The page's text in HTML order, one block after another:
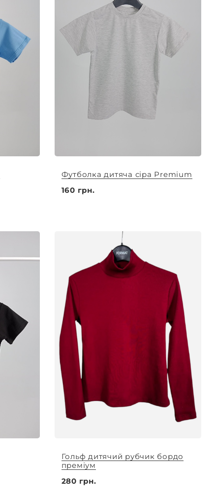
Футболка дитяча сіра Premium
160 грн.
Гольф дитячий рубчик бордо
преміум
280 грн.